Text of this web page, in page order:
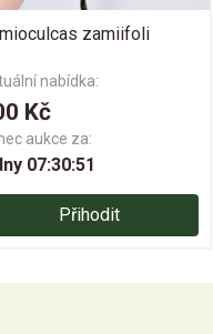
zamiifoli
nabídka:
Kč
aukce za:
07:30:50
Přihodit